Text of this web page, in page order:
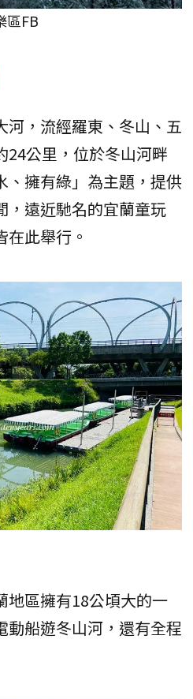
區FB
河，流經羅東、冬山、五
24公里，位於冬山河畔
、擁有綠」為主題，提供
，遠近馳名的宜蘭童玩
此舉行。
地區擁有18公頃大的一
動船遊冬山河，還有全程